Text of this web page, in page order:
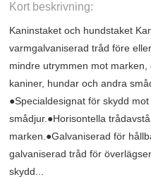
Kort beskrivning:
Kaninstaket och hundstaket
varmgalvaniserad tråd före
mindre utrymmen mot
kaniner, hundar och andra
●Specialdesignat för skydd
smådjur.●Horisontella
marken.●Galvaniserad för
galvaniserad tråd för
skydd...